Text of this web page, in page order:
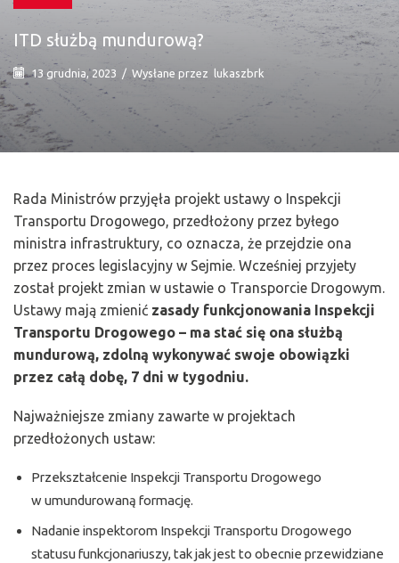
ITD służbą mundurową?
13 grudnia, 2023 / Wysłane przez lukaszbrk
Rada Ministrów przyjęła projekt ustawy o Inspekcji
Transportu Drogowego, przedłożony przez byłego
ministra infrastruktury, co oznacza, że przejdzie ona
przez proces legislacyjny w Sejmie. Wcześniej przyjety
został projekt zmian w ustawie o Transporcie Drogowym.
Ustawy mają zmienić zasady funkcjonowania Inspekcji
Transportu Drogowego – ma stać się ona służbą
mundurową, zdolną wykonywać swoje obowiązki
przez całą dobę, 7 dni w tygodniu.
Najważniejsze zmiany zawarte w projektach
przedłożonych ustaw:
Przekształcenie Inspekcji Transportu Drogowego
w umundurowaną formację.
Nadanie inspektorom Inspekcji Transportu Drogowego
statusu funkcjonariuszy, tak jak jest to obecnie przewidziane